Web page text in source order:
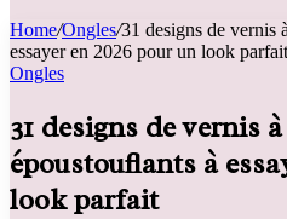
Home/Ongles/31 designs de vernis
essayer en 2026 pour un look parfait
Ongles
31 designs de vernis
époustouflants à
look parfait